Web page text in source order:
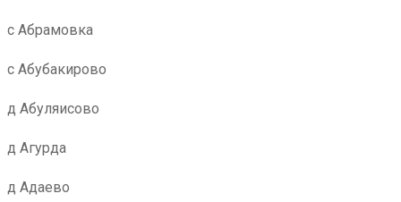
с Абрамовка
с Абубакирово
д Абуляисово
д Агурда
д Адаево